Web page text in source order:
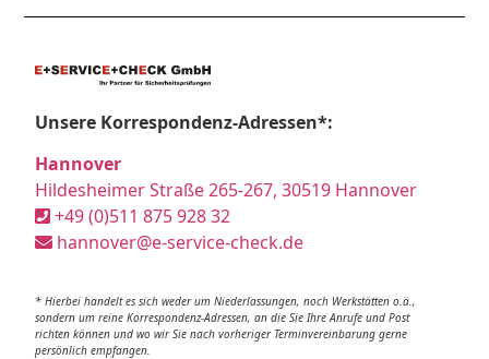
Unsere Korrespondenz-Adressen*:
Hannover
Hildesheimer Straße 265-267, 30519 Hannover
+49 (0)511 875 928 32
hannover@e-service-check.de
* Hierbei handelt es sich weder um Niederlassungen, noch Werkstätten o.ä.,
sondern um reine Korrespondenz-Adressen, an die Sie Ihre Anrufe und Post
richten können und wo wir Sie nach vorheriger Terminvereinbarung gerne
persönlich empfangen.